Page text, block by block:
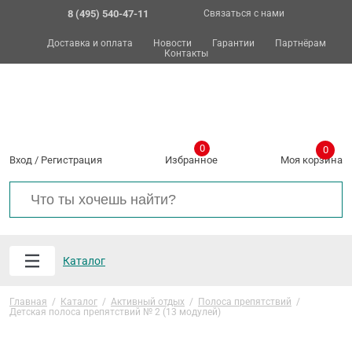
8 (495) 540-47-11 Связаться с нами
Доставка и оплата Новости Гарантии
Партнёрам
Контакты
Вход / Регистрация Избранное
0
Моя корзина
0
Каталог
Главная / Каталог / Активный отдых / Полоса препятствий /
Детская полоса препятствий № 2 (13 модулей)